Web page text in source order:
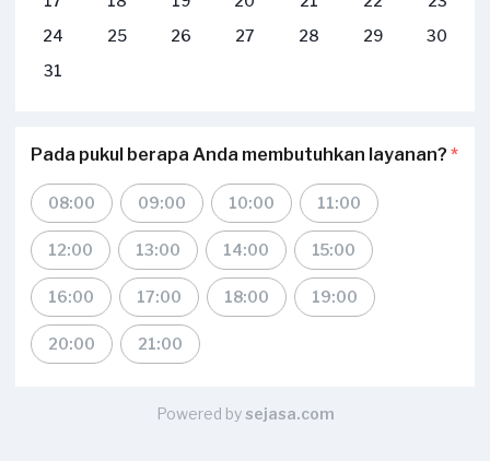
24
25 26 27 28 29
30
31
Pada pukul berapa Anda membutuhkan layanan? *
08:00 09:00 10:00 11:00
12:00 13:00 14:00 15:00
16:00 17:00 18:00 19:00
20:00 21:00
Powered bysejasa.com